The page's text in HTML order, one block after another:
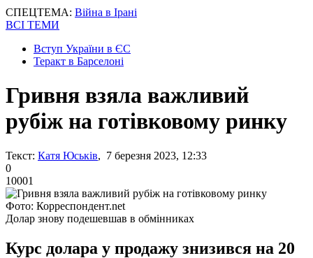
СПЕЦТЕМА: Війна в Ірані
ВСІ ТЕМИ
Вступ України в ЄС
Теракт в Барселоні
Гривня взяла важливий
рубіж на готівковому ринку
Текст: Катя Юськів, 7 березня 2023, 12:33
0
10001
Фото: Корреспондент.net
Долар знову подешевшав в обмінниках
Курс долара у продажу знизився на 20